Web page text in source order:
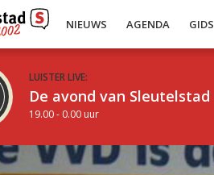
NIEUWS AGENDA GIDS
LUISTER LIVE:
De avond van Sleutelstad
19.00 - 0.00 uur